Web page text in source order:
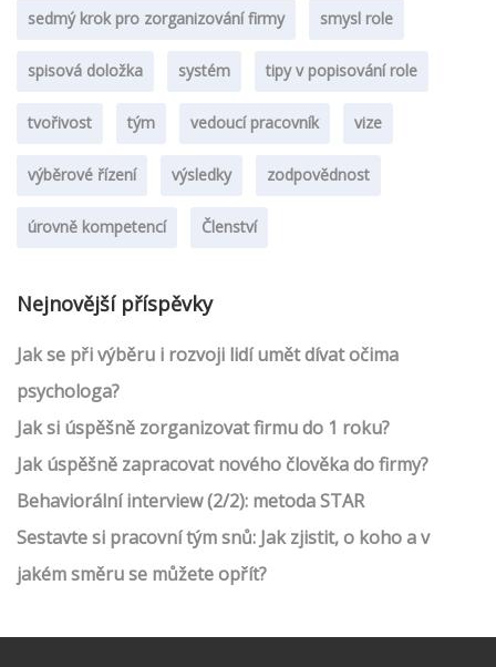
sedmý krok pro zorganizování firmy smysl role
spisová doložka systém tipy v popisování role
tvořivost tým vedoucí pracovník vize
výběrové řízení výsledky zodpovědnost
úrovně kompetencí Členství
Nejnovější příspěvky
Jak se při výběru i rozvoji lidí umět dívat očima
psychologa?
Jak si úspěšně zorganizovat firmu do 1 roku?
Jak úspěšně zapracovat nového člověka do firmy?
Behaviorální interview (2/2): metoda STAR
Sestavte si pracovní tým snů: Jak zjistit, o koho a v
jakém směru se můžete opřít?